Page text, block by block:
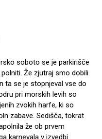
soboto se je parkirišče
Že zjutraj smo dobili
ta se je stopnjeval vse do
pri morskih levih so
zvokih harfe, ki so
zabave. Sedišča, tokrat
že ob prvem
karnevala v izvedbi